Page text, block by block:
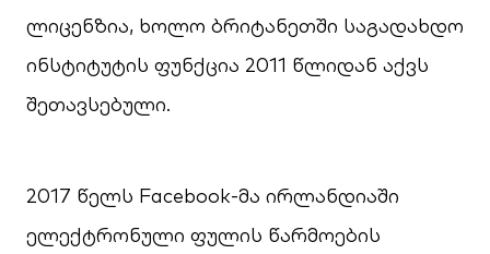
ლიცენზია, ხოლო ბრიტანეთში საგადახდო
ინსტიტუტის ფუნქცია 2011 წლიდან აქვს
შეთავსებული.
2017 წელს Facebook-მა ირლანდიაში
ელექტრონული ფულის წარმოების